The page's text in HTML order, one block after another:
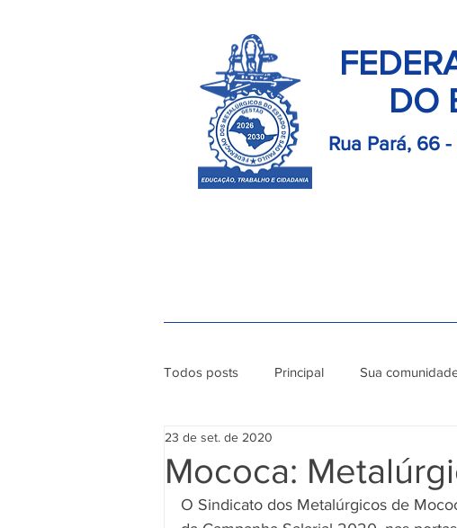
DO
Rua Pará, 66
Todos posts Principal Sua
Mococa:
23 de set. de 2020
O Sindicato dos Metalúrgicos de